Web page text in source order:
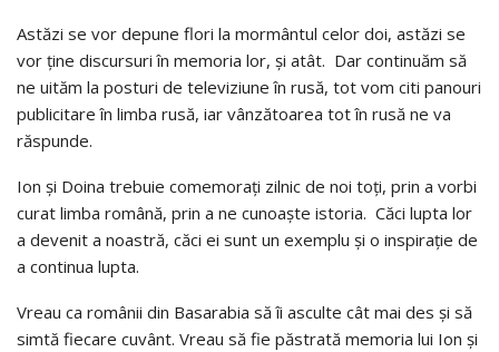
Astăzi se vor depune flori la mormântul celor doi, astăzi se
vor ţine discursuri în memoria lor, şi atât. Dar continuăm să
ne uităm la posturi de televiziune în rusă, tot vom citi panouri
publicitare în limba rusă, iar vânzătoarea tot în rusă ne va
răspunde.
Ion şi Doina trebuie comemoraţi zilnic de noi toţi, prin a vorbi
curat limba română, prin a ne cunoaşte istoria. Căci lupta lor
a devenit a noastră, căci ei sunt un exemplu şi o inspiraţie de
a continua lupta.
Vreau ca românii din Basarabia să îi asculte cât mai des şi să
simtă fiecare cuvânt. Vreau să fie păstrată memoria lui Ion şi